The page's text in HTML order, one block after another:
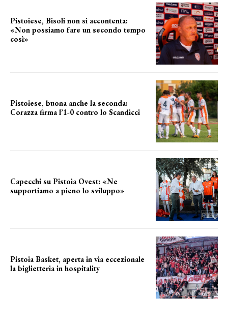
Pistoiese, Bisoli non si accontenta:
«Non possiamo fare un secondo tempo
così»
Pistoiese, buona anche la seconda:
Corazza firma l’1-0 contro lo Scandicci
Capecchi su Pistoia Ovest: «Ne
supportiamo a pieno lo sviluppo»
Pistoia Basket, aperta in via eccezionale
la biglietteria in hospitality